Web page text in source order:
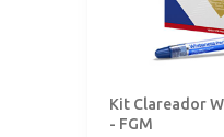
Kit Clareador
- FGM